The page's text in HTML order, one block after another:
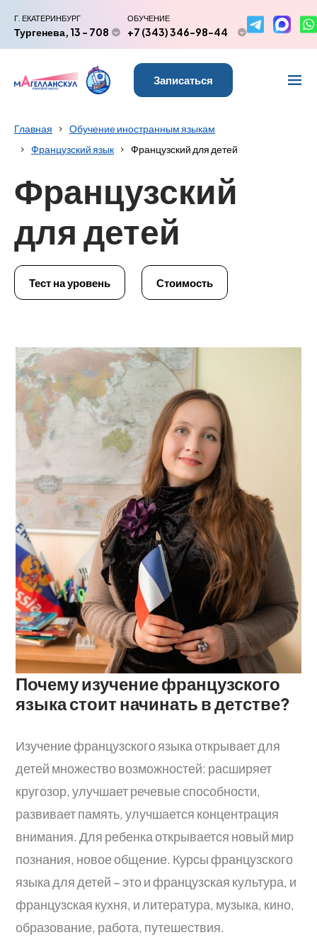
Г. ЕКАТЕРИНБУРГ
Тургенева, 13 - 708
ОБУЧЕНИЕ
+7 (343) 346-98-44
Записаться
Главная
Обучение иностранным языкам
Французский язык
Французский для детей
Французский
для детей
Тест на уровень Стоимость
Почему изучение французского
языка стоит начинать в детстве?
Изучение французского языка открывает для
детей множество возможностей: расширяет
кругозор, улучшает речевые способности,
развивает память, улучшается концентрация
внимания. Для ребенка открывается новый мир
познания, новое общение. Курсы французского
языка для детей – это и французская культура, и
французская кухня, и литература, музыка, кино,
образование, работа, путешествия.